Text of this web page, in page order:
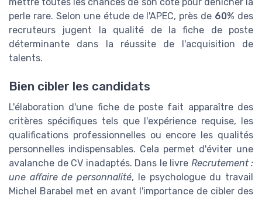
perle rare. Selon une étude de l'APEC, près de 60% des
recruteurs jugent la qualité de la fiche de poste
déterminante dans la réussite de l'acquisition de
talents.
Bien cibler les candidats
L'élaboration d'une fiche de poste fait apparaître des
critères spécifiques tels que l'expérience requise, les
qualifications professionnelles ou encore les qualités
personnelles indispensables. Cela permet d'éviter une
avalanche de CV inadaptés. Dans le livre Recrutement :
une affaire de personnalité, le psychologue du travail
Michel Barabel met en avant l'importance de cibler des